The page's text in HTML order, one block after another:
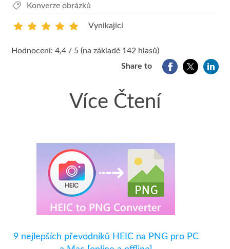
Konverze obrázků
Vynikající
Hodnocení: 4,4 / 5 (na základě 142 hlasů)
Share to
Více Čtení
9 nejlepších převodníků HEIC na PNG pro PC